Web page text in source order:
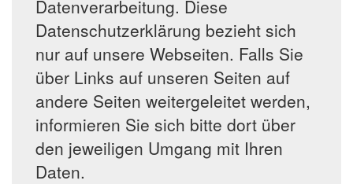
Datenverarbeitung. Diese
Datenschutzerklärung bezieht sich
nur auf unsere Webseiten. Falls Sie
über Links auf unseren Seiten auf
andere Seiten weitergeleitet werden,
informieren Sie sich bitte dort über
den jeweiligen Umgang mit Ihren
Daten.